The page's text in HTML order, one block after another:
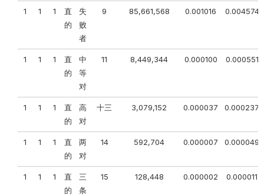
1 1 1
直
的
失
败
者
9 85,661,568 0.001016 0.004574
1 1 1
直
的
中
等
对
11 8,449,344 0.000100 0.000551
1 1 1
直
的
高
对
十三 3,079,152 0.000037 0.000237
1 1 1
直
的
两
对
14 592,704 0.000007 0.000049
1 1 1
直
的
三
条
15 128,448 0.000002 0.000011